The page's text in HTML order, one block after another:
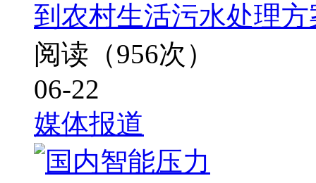
到农村生活污水处理方
阅读（956次）
06-22
媒体报道